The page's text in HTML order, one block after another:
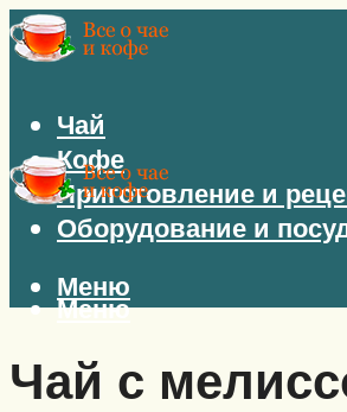
Чай
Кофе
Приготовление и
Оборудование и
Меню
Меню
Чай с